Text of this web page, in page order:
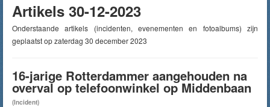
Artikels 30-12-2023
Onderstaande artikels (incidenten, evenementen en fotoalbums) zijn
geplaatst op zaterdag 30 december 2023
16-jarige Rotterdammer aangehouden na
overval op telefoonwinkel op Middenbaan
(Incident)